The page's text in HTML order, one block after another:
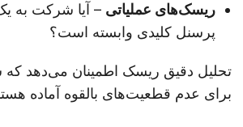
ریسک‌های عملیاتی – آیا شرکت به یک
پرسنل کلیدی وابسته است؟
تحلیل دقیق ریسک اطمینان می‌دهد که
برای عدم قطعیت‌های بالقوه آماده